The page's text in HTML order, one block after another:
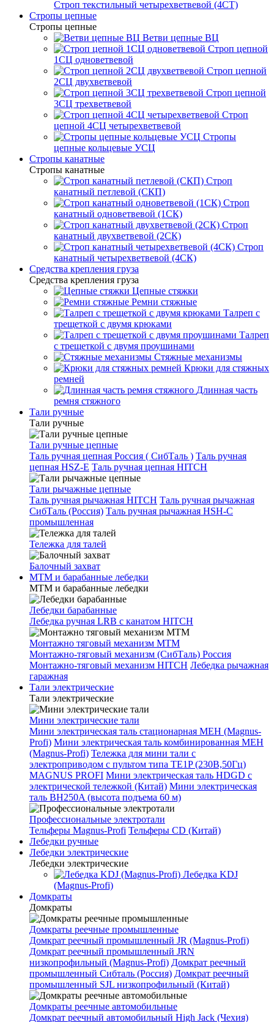
Строп текстильный четырехветвевой (4СТ)
Стропы цепные
Стропы цепные
Ветви цепные ВЦ
Строп цепной
1СЦ одноветвевой
Строп цепной
2СЦ двухветвевой
Строп цепной
3СЦ трехветвевой
Строп
цепной 4СЦ четырехветвевой
Стропы
цепные кольцевые УСЦ
Стропы канатные
Стропы канатные
Строп
канатный петлевой (СКП)
Строп
канатный одноветвевой (1СК)
Строп
канатный двухветвевой (2СК)
Строп
канатный четырехветвевой (4СК)
Средства крепления груза
Средства крепления груза
Цепные стяжки
Ремни стяжные
Талреп с
трещеткой с двумя крюками
Талреп
с трещеткой с двумя проушинами
Стяжные механизмы
Крюки для стяжных
ремней
Длинная часть
ремня стяжного
Тали ручные
Тали ручные
Тали ручные цепные
Таль ручная цепная Россия ( СибТаль ) Таль ручная
цепная HSZ-E Таль ручная цепная HITCH
Тали рычажные цепные
Таль ручная рычажная HITCH Таль ручная рычажная
СибТаль (Россия) Таль ручная рычажная HSH-C
промышленная
Тележка для талей
Балочный захват
МТМ и барабанные лебедки
МТМ и барабанные лебедки
Лебедки барабанные
Лебедка ручная LRB с канатом HITCH
Монтажно тяговый механизм МТМ
Монтажно-тяговый механизм (СибТаль) Россия
Монтажно-тяговый механизм HITCH Лебедка рычажная
гаражная
Тали электрические
Тали электрические
Мини электрические тали
Мини электрическая таль стационарная МЕН (Magnus-
Profi) Мини электрическая таль комбинированная МЕН
(Magnus-Profi) Тележка для мини тали с
электроприводом с пультом типа TE1P (230В,50Гц)
MAGNUS PROFI Мини электрическая таль HDGD с
электрической тележкой (Китай) Мини электрическая
таль BH250A (высота подъема 60 м)
Профессиональные электротали
Тельферы Magnus-Profi Тельферы CD (Китай)
Лебедки ручные
Лебедки электрические
Лебедки электрические
Лебедка KDJ
(Magnus-Profi)
Домкраты
Домкраты
Домкраты реечные промышленные
Домкрат реечный промышленный JR (Magnus-Profi)
Домкрат реечный промышленный JRN
низкопрофильный (Magnus-Profi) Домкрат реечный
промышленный Сибталь (Россия) Домкрат реечный
промышленный SJL низкопрофильный (Китай)
Домкраты реечные автомобильные
Домкрат реечный автомобильный High Jack (Чехия)